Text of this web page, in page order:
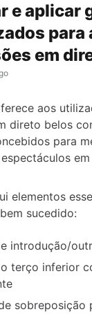
e aplicar
para
em
aos
direto belos
para
elementos
sucedido:
introdução/
terço inferior
sobreposição